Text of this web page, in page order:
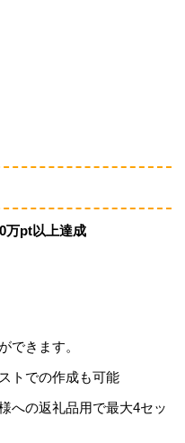
万pt以上達成
きます。
トでの作成も可能
への返礼品用で最大4セッ